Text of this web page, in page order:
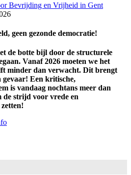
Bevrijding en Vrijheid in Gent
geen gezonde democratie!
de botte bijl door de structurele
Vanaf 2026 moeten we het
minder dan verwacht. Dit brengt
gevaar! Een kritische,
is vandaag nochtans meer dan
de strijd voor vrede en